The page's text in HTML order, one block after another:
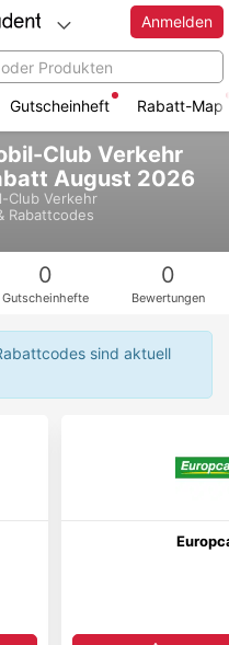
Anmelden
Gutscheinheft Rabatt-Map
Club Verkehr
August 2026
Club Verkehr
Rabattcodes
0
Gutscheinhefte
0
Bewertungen
sind aktuell